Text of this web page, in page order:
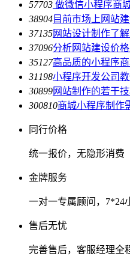
57703 做微信小程序商
38904目前市场上网站
37135网站设计制作了
37096分析网站建设价
35127高品质的小程序
31198小程序开发公司
30899网站制作的若干
300810商城小程序制作
同行价格
统一报价，无隐形消费
金牌服务
一对一专属顾问，7*24
售后无忧
完善售后，客服经理全